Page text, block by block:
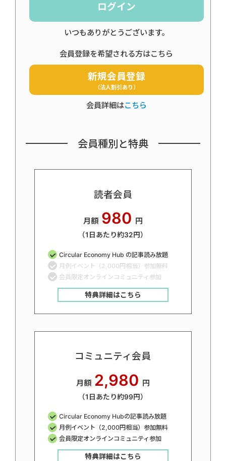
ログイン
いつもありがとうございます。
会員登録を希望される方はこちら
新規会員登録
（法人割引あり）
会員詳細はこちら
会員種別と特典
読者会員
月額 980 円
（1日あたり約32円）
Circular Economy Hub の記事読み放題
月例イベント（2,000円相当）参加無料
会員限定オンラインコミュニティ参加
特典詳細はこちら
コミュニティ会員
月額 2,980 円
（1日あたり約99円）
Circular Economy Hubの記事読み放題
月例イベント（2,000円相当）参加無料
会員限定オンラインコミュニティ参加
特典詳細はこちら